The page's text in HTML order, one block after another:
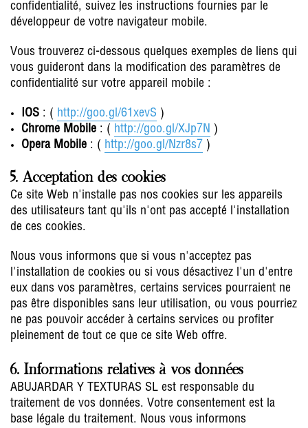
confidentialité, suivez les instructions fournies par le
développeur de votre navigateur mobile.
Vous trouverez ci-dessous quelques exemples de liens qui
vous guideront dans la modification des paramètres de
confidentialité sur votre appareil mobile :
IOS : ( http://goo.gl/61xevS )
Chrome Mobile : ( http://goo.gl/XJp7N )
Opera Mobile : ( http://goo.gl/Nzr8s7 )
5. Acceptation des cookies
Ce site Web n'installe pas nos cookies sur les appareils
des utilisateurs tant qu'ils n'ont pas accepté l'installation
de ces cookies.
Nous vous informons que si vous n'acceptez pas
l'installation de cookies ou si vous désactivez l'un d'entre
eux dans vos paramètres, certains services pourraient ne
pas être disponibles sans leur utilisation, ou vous pourriez
ne pas pouvoir accéder à certains services ou profiter
pleinement de tout ce que ce site Web offre.
6. Informations relatives à vos données
ABUJARDAR Y TEXTURAS SL est responsable du
traitement de vos données. Votre consentement est la
base légale du traitement. Nous vous informons